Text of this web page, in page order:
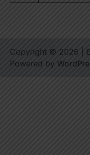
Copyright © 2026 |
Powered by